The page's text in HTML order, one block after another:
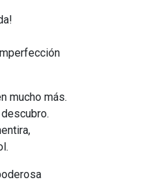
mucho más.